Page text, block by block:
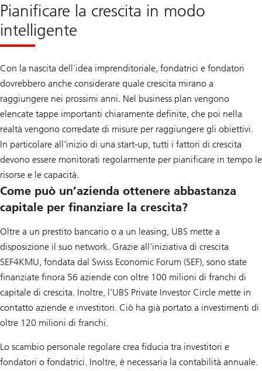
Pianificare la crescita in modo
intelligente
Con la nascita dell’idea imprenditoriale, fondatrici e fondatori
dovrebbero anche considerare quale crescita mirano a
raggiungere nei prossimi anni. Nel business plan vengono
elencate tappe importanti chiaramente definite, che poi nella
realtà vengono corredate di misure per raggiungere gli obiettivi.
In particolare all’inizio di una start-up, tutti i fattori di crescita
devono essere monitorati regolarmente per pianificare in tempo le
risorse e le capacità.
Come può un’azienda ottenere abbastanza
capitale per finanziare la crescita?
Oltre a un prestito bancario o a un leasing, UBS mette a
disposizione il suo network. Grazie all’iniziativa di crescita
SEF4KMU, fondata dal Swiss Economic Forum (SEF), sono state
finanziate finora 56 aziende con oltre 100 milioni di franchi di
capitale di crescita. Inoltre, l’UBS Private Investor Circle mette in
contatto aziende e investitori. Ciò ha già portato a investimenti di
oltre 120 milioni di franchi.
Lo scambio personale regolare crea fiducia tra investitori e
fondatori o fondatrici. Inoltre, è necessaria la contabilità annuale.